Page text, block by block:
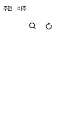
추천 비추